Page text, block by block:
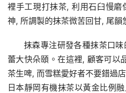
裡手工現打抹茶, 利用石臼慢
神, 所調製的抹茶微苦回甘, 尾韻
抹森專注研發各種抹茶口
蕾大快朵頤。在這裡, 顧客可以
茶生啤, 而雪糕愛好者不要錯過
日本靜岡有機抹茶以黃金比例